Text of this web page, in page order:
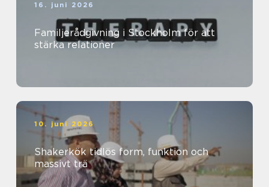
16. juni 2026
Familjerådgivning i Stockholm för att
stärka relationer
10. juni 2026
Shakerkök tidlös form, funktion och
massivt trä